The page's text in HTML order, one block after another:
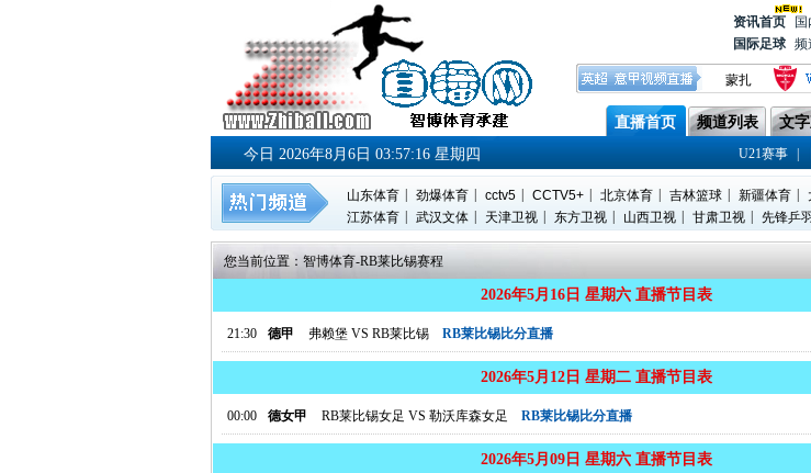
资讯首页
国际足球 频
蒙扎
都灵
上海申花
帕尔马
国际米兰
直播首页 频道列表 文
U21赛事 |
今日 2026年8月6日 03:57:17 星期四
山东体育 劲爆体育 cctv5 CCTV5+ 北京体育 吉林篮球 新疆体育
江苏体育 | 武汉文体 | 天津卫视 | 东方卫视 | 山西卫视 | 甘肃卫视 | 先锋乒
您当前位置： 智博体育-RB莱比锡赛程
2026年5月16日 星期六 直播节目表
21:30 德甲 弗赖堡 VS RB莱比锡 RB莱比锡比分直播
2026年5月12日 星期二 直播节目表
00:00 德女甲 RB莱比锡女足 VS 勒沃库森女足 RB莱比锡比分直播
2026年5月09日 星期六 直播节目表